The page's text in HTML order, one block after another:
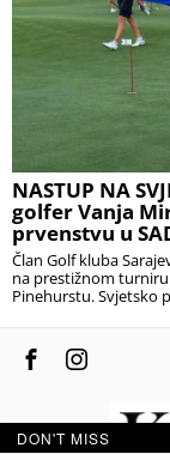
NASTUP NA
golfer Vanja
prvenstvu u
Član Golf kluba
na prestižnom turniru
Pinehurstu. Svjetsko
DON'T MISS